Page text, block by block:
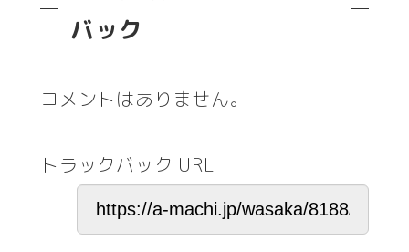
バック
コメントはありません。
トラックバック URL